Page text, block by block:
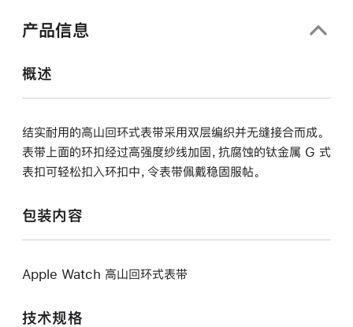
产品信息
概述
结实耐用的高山回环式表带采用双层编织并无缝接合而成。
表带上面的环扣经过高强度纱线加固，抗腐蚀的钛金属 G 式
表扣可轻松扣入环扣中，令表带佩戴稳固服帖。
包装内容
Apple Watch 高山回环式表带
技术规格